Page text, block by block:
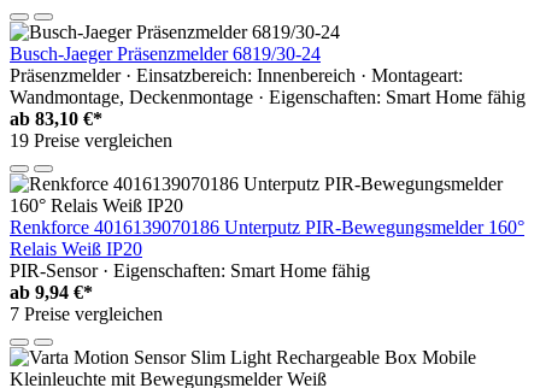
Busch-Jaeger Präsenzmelder 6819/30-24
Präsenzmelder · Einsatzbereich: Innenbereich · Montageart:
Wandmontage, Deckenmontage · Eigenschaften: Smart Home fähig
ab 83,10 €*
19 Preise vergleichen
Renkforce 4016139070186 Unterputz PIR-Bewegungsmelder 160°
Relais Weiß IP20
PIR-Sensor · Eigenschaften: Smart Home fähig
ab 9,94 €*
7 Preise vergleichen